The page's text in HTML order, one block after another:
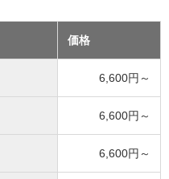
価格
6,600円～
6,600円～
6,600円～